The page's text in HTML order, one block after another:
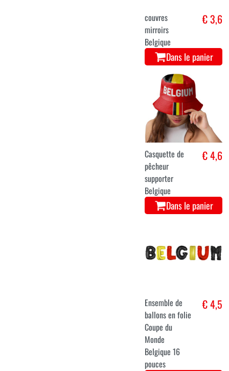
couvres
mirroirs
Belgique
€ 3,6
Dans le panier
Casquette de
pêcheur
supporter
Belgique
€ 4,6
Dans le panier
Ensemble de
ballons en folie
Coupe du
Monde
Belgique 16
pouces
€ 4,5